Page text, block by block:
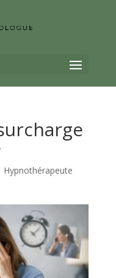
Hypnothérapeute